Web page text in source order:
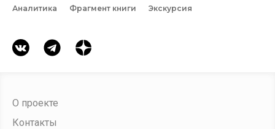
Аналитика
Фрагмент книги Экскурсия
О проекте
Контакты